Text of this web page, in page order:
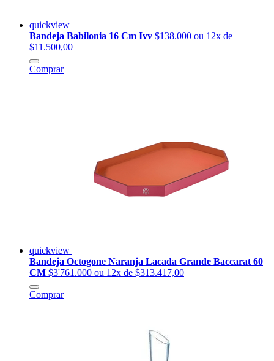
quickview
Bandeja Babilonia 16 Cm Ivv $138.000 ou 12x de
$11.500,00
Comprar
quickview
Bandeja Octogone Naranja Lacada Grande Baccarat 60
CM $3'761.000 ou 12x de $313.417,00
Comprar